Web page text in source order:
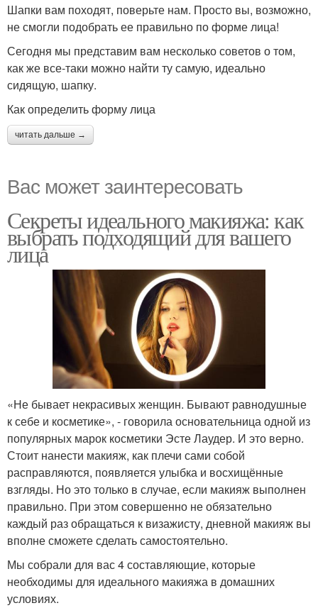
Шапки вам походят, поверьте нам. Просто вы, возможно,
не смогли подобрать ее правильно по форме лица!
Сегодня мы представим вам несколько советов о том,
как же все-таки можно найти ту самую, идеально
сидящую, шапку.
Как определить форму лица
читать дальше →
Вас может заинтересовать
Секреты идеального макияжа: как
выбрать подходящий для вашего
лица
«Не бывает некрасивых женщин. Бывают равнодушные
к себе и косметике», - говорила основательница одной из
популярных марок косметики Эсте Лаудер. И это верно.
Стоит нанести макияж, как плечи сами собой
расправляются, появляется улыбка и восхищённые
взгляды. Но это только в случае, если макияж выполнен
правильно. При этом совершенно не обязательно
каждый раз обращаться к визажисту, дневной макияж вы
вполне сможете сделать самостоятельно.
Мы собрали для вас 4 составляющие, которые
необходимы для идеального макияжа в домашних
условиях.